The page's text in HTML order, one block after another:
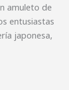
amuleto de
entusiastas
japonesa,